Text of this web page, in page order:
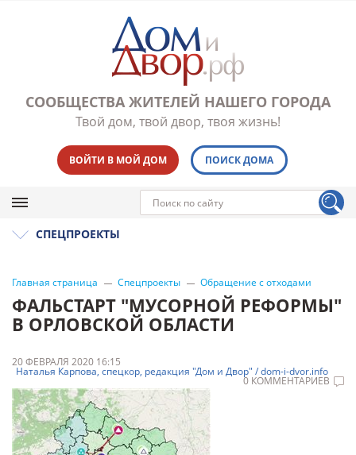
СООБЩЕСТВА ЖИТЕЛЕЙ НАШЕГО ГОРОДА
Твой дом, твой двор, твоя жизнь!
ВОЙТИ В МОЙ ДОМ ПОИСК ДОМА
СПЕЦПРОЕКТЫ
Главная страница Спецпроекты Обращение с отходами
ФАЛЬСТАРТ "МУСОРНОЙ РЕФОРМЫ"
В ОРЛОВСКОЙ ОБЛАСТИ
20 ФЕВРАЛЯ 2020 16:15
Наталья Карпова, спецкор, редакция "Дом и Двор" / dom-i-dvor.info
0 КОММЕНТАРИЕВ